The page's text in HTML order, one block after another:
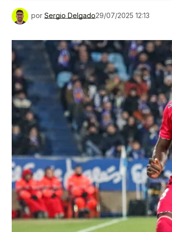
por Sergio Delgado29/07/2025 12:13